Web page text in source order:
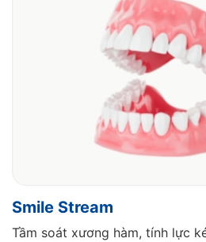
Smile Stream
Tầm soát xương hàm, tính lực